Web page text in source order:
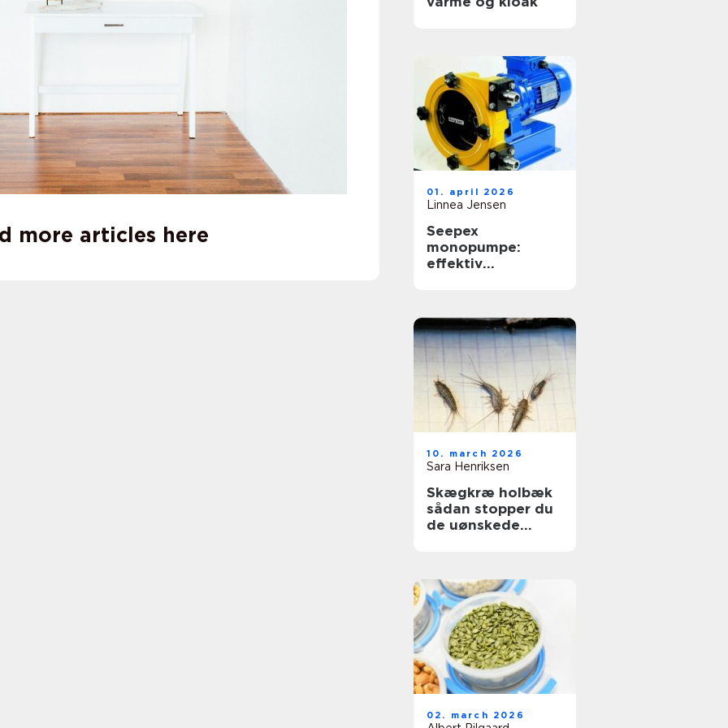
more articles here
01. april 2026
Linnea Jensen
Seepex
monopumpe:
effektiv
10. march 2026
Sara Henriksen
Skægkræ holbæk
sådan stopper du
de uønskede
02. march 2026